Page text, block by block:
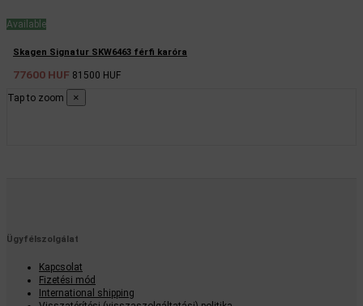
Available
Skagen Signatur SKW6463 férfi karóra
77600 HUF 81500 HUF
Tap to zoom
×
Ügyfélszolgálat
Kapcsolat
Fizetési mód
International shipping